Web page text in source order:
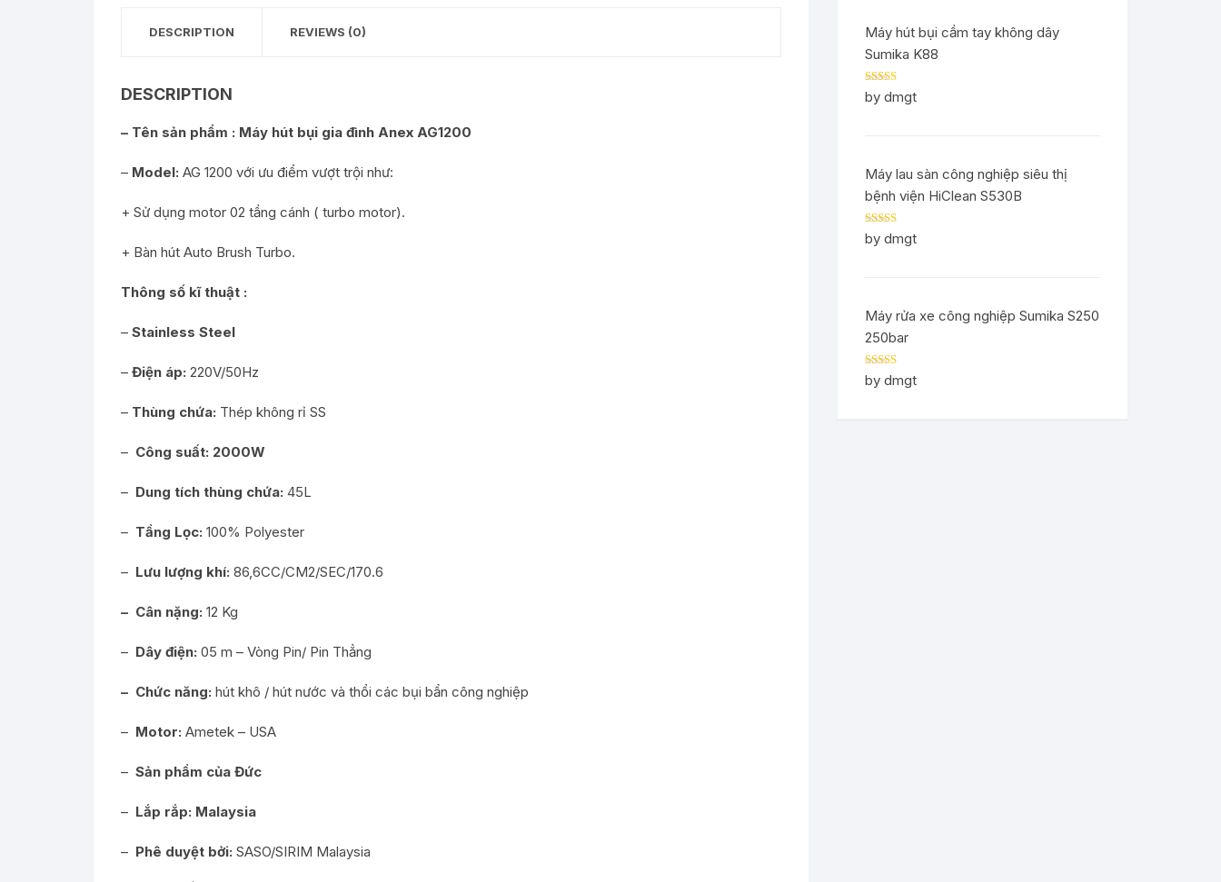
DESCRIPTION REVIEWS (0)
DESCRIPTION
– Tên sản phẩm : Máy hút bụi gia đình Anex AG1200
– Model: AG 1200 với ưu điểm vượt trội như:
+ Sử dụng motor 02 tầng cánh ( turbo motor).
+ Bàn hút Auto Brush Turbo.
Thông số kĩ thuật :
– Stainless Steel
– Điện áp: 220V/50Hz
– Thùng chứa: Thép không rỉ SS
– Công suất: 2000W
– Dung tích thùng chứa: 45L
– Tầng Lọc: 100% Polyester
– Lưu lượng khí: 86,6CC/CM2/SEC/170.6
– Cân nặng: 12 Kg
– Dây điện: 05 m – Vòng Pin/ Pin Thẳng
– Chức năng: hút khô / hút nước và thổi các bụi bẩn công nghiệp
– Motor: Ametek – USA
– Sản phầm của Đức
– Lắp rắp: Malaysia
– Phê duyệt bởi: SASO/SIRIM Malaysia
Máy hút bụi cầm tay không dây
Sumika K88
Rated5out
of 5
by dmgt
Máy lau sàn công nghiệp siêu thị
bệnh viện HiClean S530B
Rated5out
of 5
by dmgt
Máy rửa xe công nghiệp Sumika S250
250bar
Rated5out
of 5
by dmgt